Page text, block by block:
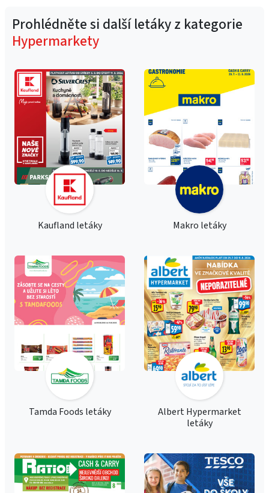
Prohlédněte si další letáky z kategorie
Hypermarkety
Kaufland letáky Makro letáky
Tamda Foods letáky
Albert Hypermarket
letáky